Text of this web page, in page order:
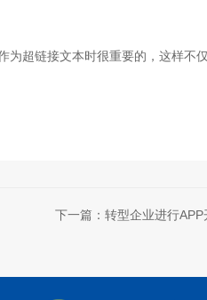
超链接文本时很重要的，这样不
下一篇：转型企业进行